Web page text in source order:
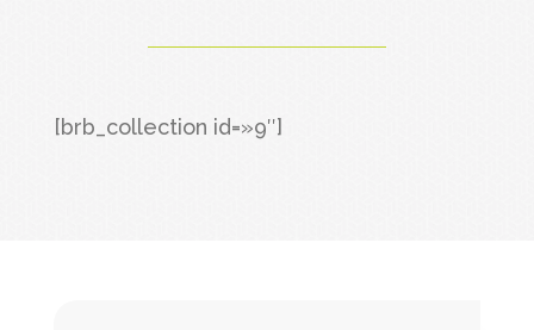
[brb_collection id=»9″]